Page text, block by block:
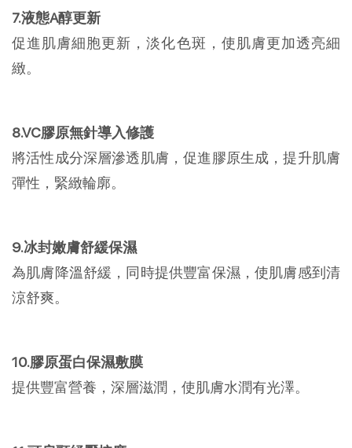
7.液態A醇更新
促進肌膚細胞更新，淡化色斑，使肌膚更加透亮細
緻。
8.VC膠原無針導入修護
將活性成分深層滲透肌膚，促進膠原生成，提升肌膚
彈性，緊緻輪廓。
9.冰封嫩膚舒緩保濕
為肌膚降溫舒緩，同時提供豐富保濕，使肌膚感到清
涼舒爽。
10.膠原蛋白保濕敷膜
提供豐富營養，深層滋潤，使肌膚水潤有光澤。